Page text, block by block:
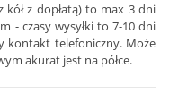
kół z dopłatą) to max 3 dni
- czasy wysyłki to 7-10 dni
kontakt telefoniczny. Może
akurat jest na półce.